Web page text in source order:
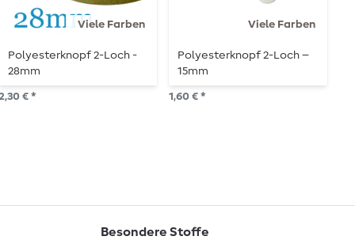
Viele Farben
Polyesterknopf 2-Loch -
28mm
€ *
Viele Farben
Polyesterknopf 2-Loch –
15mm
1,60 € *
Besondere Stoffe